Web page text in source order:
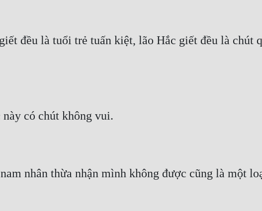
đều là tuổi trẻ tuấn kiệt, lão Hắc giết đều là chút
này có chút không vui.
nhân thừa nhận mình không được cũng là một